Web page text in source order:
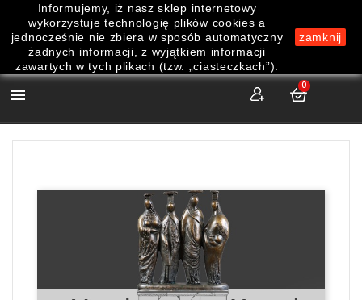

0
Informujemy, iż nasz sklep internetowy
wykorzystuje technologię plików cookies a
jednocześnie nie zbiera w sposób automatyczny
żadnych informacji, z wyjątkiem informacji
zawartych w tych plikach (tzw. „ciasteczkach”).
zamknij